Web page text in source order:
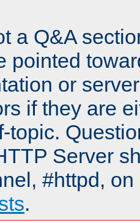
a Q&A
pointed
or
if they are
topic.
Server
#httpd,
.